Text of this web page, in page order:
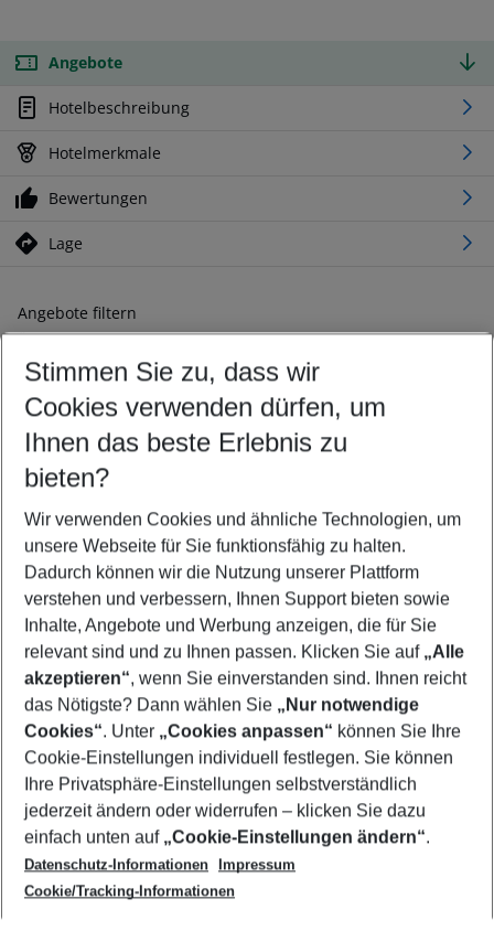
Angebote
Hotelbeschreibung
Hotelmerkmale
Bewertungen
Lage
Angebote filtern
Ändern Sie Ihre Kriterien nach Ihren Wünschen
Abflughafen wählen
Beliebiger Abflughafen
Reisezeitraum wählen
08.08.26– 06.08.27 5-8 Nächte
2 Erwachsene Keine Kinder
Mehr Filter anzeigen
Footer
Footer navigation
Über uns
AGB
Cookie-Einstellungen ändern
Cookie-Richtlinie
Datenschutz
Service & Hilfe
Barrierefreies Reisen
Check-in
Folgen Sie uns
Stimmen Sie zu, dass wir
Cookies verwenden dürfen, um
Ihnen das beste Erlebnis zu
bieten?
Wir verwenden Cookies und ähnliche Technologien, um
unsere Webseite für Sie funktionsfähig zu halten.
Dadurch können wir die Nutzung unserer Plattform
verstehen und verbessern, Ihnen Support bieten sowie
Inhalte, Angebote und Werbung anzeigen, die für Sie
relevant sind und zu Ihnen passen. Klicken Sie auf „Alle
akzeptieren“, wenn Sie einverstanden sind. Ihnen reicht
das Nötigste? Dann wählen Sie „Nur notwendige
Cookies“. Unter „Cookies anpassen“ können Sie Ihre
Cookie-Einstellungen individuell festlegen. Sie können
Ihre Privatsphäre-Einstellungen selbstverständlich
jederzeit ändern oder widerrufen – klicken Sie dazu
einfach unten auf „Cookie-Einstellungen ändern“.
Datenschutz-Informationen
Impressum
Cookie/Tracking-Informationen